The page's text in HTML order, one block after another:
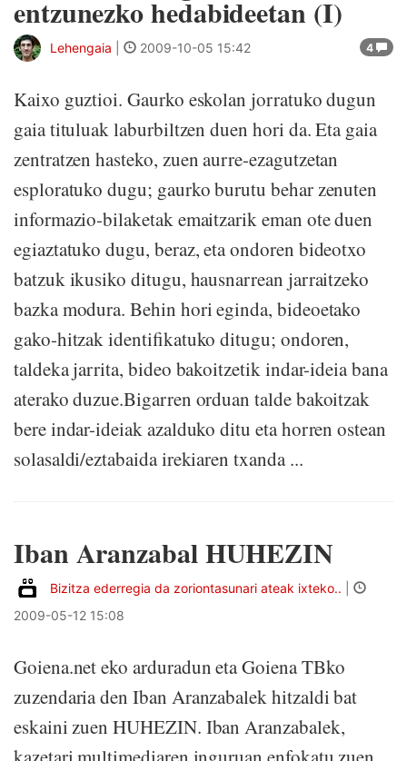
entzunezko hedabideetan (I)
4
Lehengaia 2009-10-05 15:42
Kaixo guztioi. Gaurko eskolan jorratuko dugun
gaia tituluak laburbiltzen duen hori da. Eta gaia
zentratzen hasteko, zuen aurre-ezagutzetan
esploratuko dugu; gaurko burutu behar zenuten
informazio-bilaketak emaitzarik eman ote duen
egiaztatuko dugu, beraz, eta ondoren bideotxo
batzuk ikusiko ditugu, hausnarrean jarraitzeko
bazka modura. Behin hori eginda, bideoetako
gako-hitzak identifikatuko ditugu; ondoren,
taldeka jarrita, bideo bakoitzetik indar-ideia bana
aterako duzue.Bigarren orduan talde bakoitzak
bere indar-ideiak azalduko ditu eta horren ostean
solasaldi/eztabaida irekiaren txanda ...
Iban Aranzabal HUHEZIN
Bizitza ederregia da zoriontasunari ateak ixteko..
2009-05-12 15:08
Goiena.net eko arduradun eta Goiena TBko
zuzendaria den Iban Aranzabalek hitzaldi bat
eskaini zuen HUHEZIN. Iban Aranzabalek,